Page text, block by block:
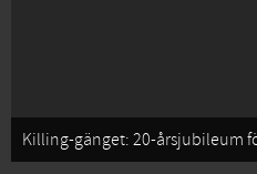
Killing-gänget: 20-årsjubileum